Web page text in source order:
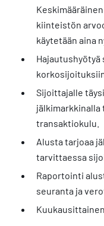
kiinteistön
käytetään aina
Sijoittajalle
jälkimarkkinalla
transaktiokulu.
Alusta tarjoaa
tarvittaessa
Raportointi
seuranta ja